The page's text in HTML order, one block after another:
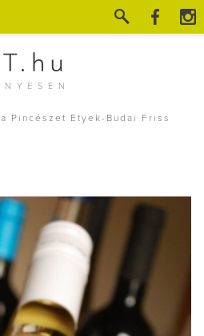
Pincészet Etyek-Budai Friss